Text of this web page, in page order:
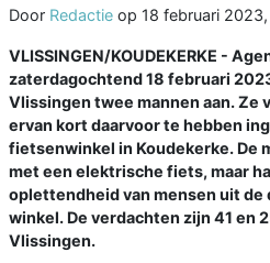
Door Redactie op 18 februari
VLISSINGEN/KOUDEKERKE -
zaterdagochtend 18 februari
Vlissingen twee mannen aan. Ze
ervan kort daarvoor te hebben
fietsenwinkel in Koudekerke. De
met een elektrische fiets, maar
oplettendheid van mensen uit de
winkel. De verdachten zijn 41 en
Vlissingen.